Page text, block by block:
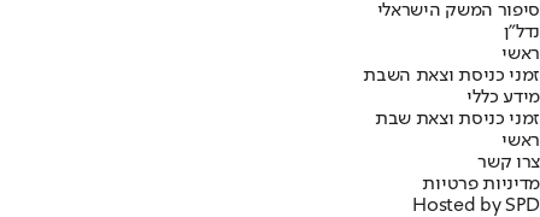
סיפור המשק הישראלי
נדל"ן
ראשי
זמני כניסת וצאת השבת
מידע כללי
זמני כניסת וצאת שבת
ראשי
צרו קשר
מדיניות פרטיות
Hosted by SPD